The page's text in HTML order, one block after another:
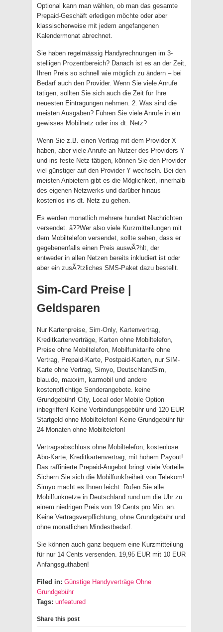
Optional kann man wählen, ob man das gesamte
Prepaid-Geschäft erledigen möchte oder aber
klassischerweise mit jedem angefangenen
Kalendermonat abrechnet.
Sie haben regelmässig Handyrechnungen im 3-
stelligen Prozentbereich? Danach ist es an der Zeit,
Ihren Preis so schnell wie möglich zu ändern – bei
Bedarf auch den Provider. Wenn Sie viele Anrufe
tätigen, sollten Sie sich auch die Zeit für Ihre
neuesten Eintragungen nehmen. 2. Was sind die
meisten Ausgaben? Führen Sie viele Anrufe in ein
gewisses Mobilnetz oder ins dt. Netz?
Wenn Sie z.B. einen Vertrag mit dem Provider X
haben, aber viele Anrufe an Nutzer des Providers Y
und ins feste Netz tätigen, können Sie den Provider
viel günstiger auf den Provider Y wechseln. Bei den
meisten Anbietern gibt es die Möglichkeit, innerhalb
des eigenen Netzwerks und darüber hinaus
kostenlos ins dt. Netz zu gehen.
Es werden monatlich mehrere hundert Nachrichten
versendet. â??Wer also viele Kurzmitteilungen mit
dem Mobiltelefon versendet, sollte sehen, dass er
gegebenenfalls einen Preis auswÃ?hlt, der
entweder in allen Netzen bereits inkludiert ist oder
aber ein zusÃ?tzliches SMS-Paket dazu bestellt.
Sim-Card Preise |
Geldsparen
Nur Kartenpreise, Sim-Only, Kartenvertrag,
Kreditkartenverträge, Karten ohne Mobiltelefon,
Preise ohne Mobiltelefon, Mobilfunktarife ohne
Vertrag, Prepaid-Karte, Postpaid-Karten, nur SIM-
Karte ohne Vertrag, Simyo, DeutschlandSim,
blau.de, maxxim, karmobil und andere
kostenpflichtige Sonderangebote. keine
Grundgebühr! City, Local oder Mobile Option
inbegriffen! Keine Verbindungsgebühr und 120 EUR
Startgeld ohne Mobiltelefon! Keine Grundgebühr für
24 Monaten ohne Mobiltelefon!
Vertragsabschluss ohne Mobiltelefon, kostenlose
Abo-Karte, Kreditkartenvertrag, mit hohem Payout!
Das raffinierte Prepaid-Angebot bringt viele Vorteile.
Sichern Sie sich die Mobilfunkfreiheit von Telekom!
Simyo macht es Ihnen leicht: Rufen Sie alle
Mobilfunknetze in Deutschland rund um die Uhr zu
einem niedrigen Preis von 19 Cents pro Min. an.
Keine Vertragsverpflichtung, ohne Grundgebühr und
ohne monatlichen Mindestbedarf.
Sie können auch ganz bequem eine Kurzmitteilung
für nur 14 Cents versenden. 19,95 EUR mit 10 EUR
Anfangsguthaben!
Filed in: Günstige Handyverträge Ohne
Grundgebühr
Tags: unfeatured
Share this post